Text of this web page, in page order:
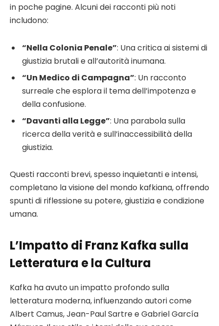
in poche pagine. Alcuni dei racconti più noti
includono:
“Nella Colonia Penale”: Una critica ai sistemi di
giustizia brutali e all’autorità inumana.
“Un Medico di Campagna”: Un racconto
surreale che esplora il tema dell’impotenza e
della confusione.
“Davanti alla Legge”: Una parabola sulla
ricerca della verità e sull’inaccessibilità della
giustizia.
Questi racconti brevi, spesso inquietanti e intensi,
completano la visione del mondo kafkiana, offrendo
spunti di riflessione su potere, giustizia e condizione
umana.
L’Impatto di Franz Kafka sulla
Letteratura e la Cultura
Kafka ha avuto un impatto profondo sulla
letteratura moderna, influenzando autori come
Albert Camus, Jean-Paul Sartre e Gabriel García